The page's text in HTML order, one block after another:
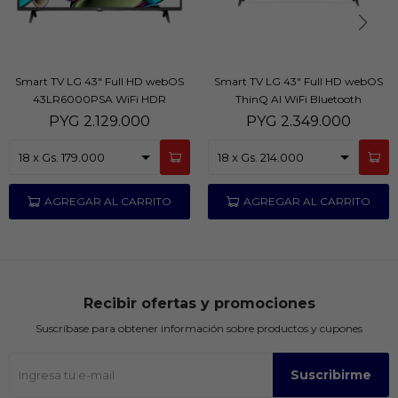
Smart TV LG 43" Full HD webOS
43LR6000PSA WiFi HDR
PYG 2.129.000
Smart TV LG 43" Full HD webOS
ThinQ AI WiFi Bluetooth
PYG 2.349.000
Recibir ofertas y promociones
Suscríbase para obtener información sobre productos y cupones
Suscribirme